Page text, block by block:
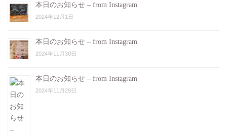
本日のお知らせ – from Instagram
2024年12月1日
本日のお知らせ – from Instagram
2024年11月30日
本日のお知らせ – from Instagram
2024年11月29日